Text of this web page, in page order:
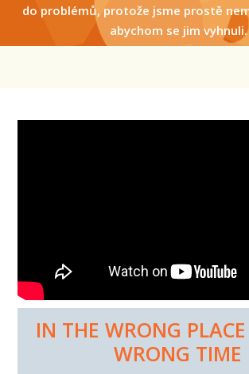
do problémů, protože jsme prostě
abychom se jim vyhnuli.
IN THE WRONG
WRONG TIME